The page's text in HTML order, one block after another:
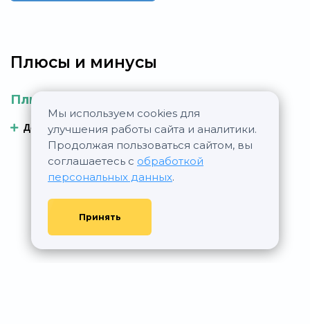
Мы используем cookies для
улучшения работы сайта и аналитики.
Продолжая пользоваться сайтом, вы
соглашаетесь с обработкой
персональных данных.
Принять
Плюсы и минусы
Плюсы
Добавить плюс Добавить минус